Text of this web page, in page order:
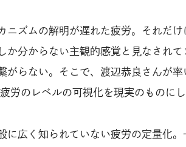
ニズムの解明が遅れた疲労。それだ
か分からない主観的感覚と見なされ
がらない。そこで、渡辺恭良さんが
労のレベルの可視化を現実のものにし
に広く知られていない疲労の定量化